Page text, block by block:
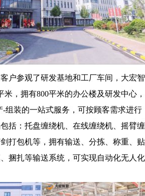
户参观了研发基地和工厂车间，大宏智
米，拥有800平米的办公楼及研发中心，
组装的一站式服务，可按顾客需求进行
括：托盘缠绕机、在线缠绕机、摇臂缠
打包机等，拥有输送、分拣、称重、贴
捆扎等输送系统，可实现自动化无人化